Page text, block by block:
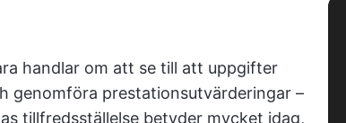
handlar om att se till att uppgifter
genomföra prestationsutvärderingar –
tillfredsställelse betyder mycket idag,